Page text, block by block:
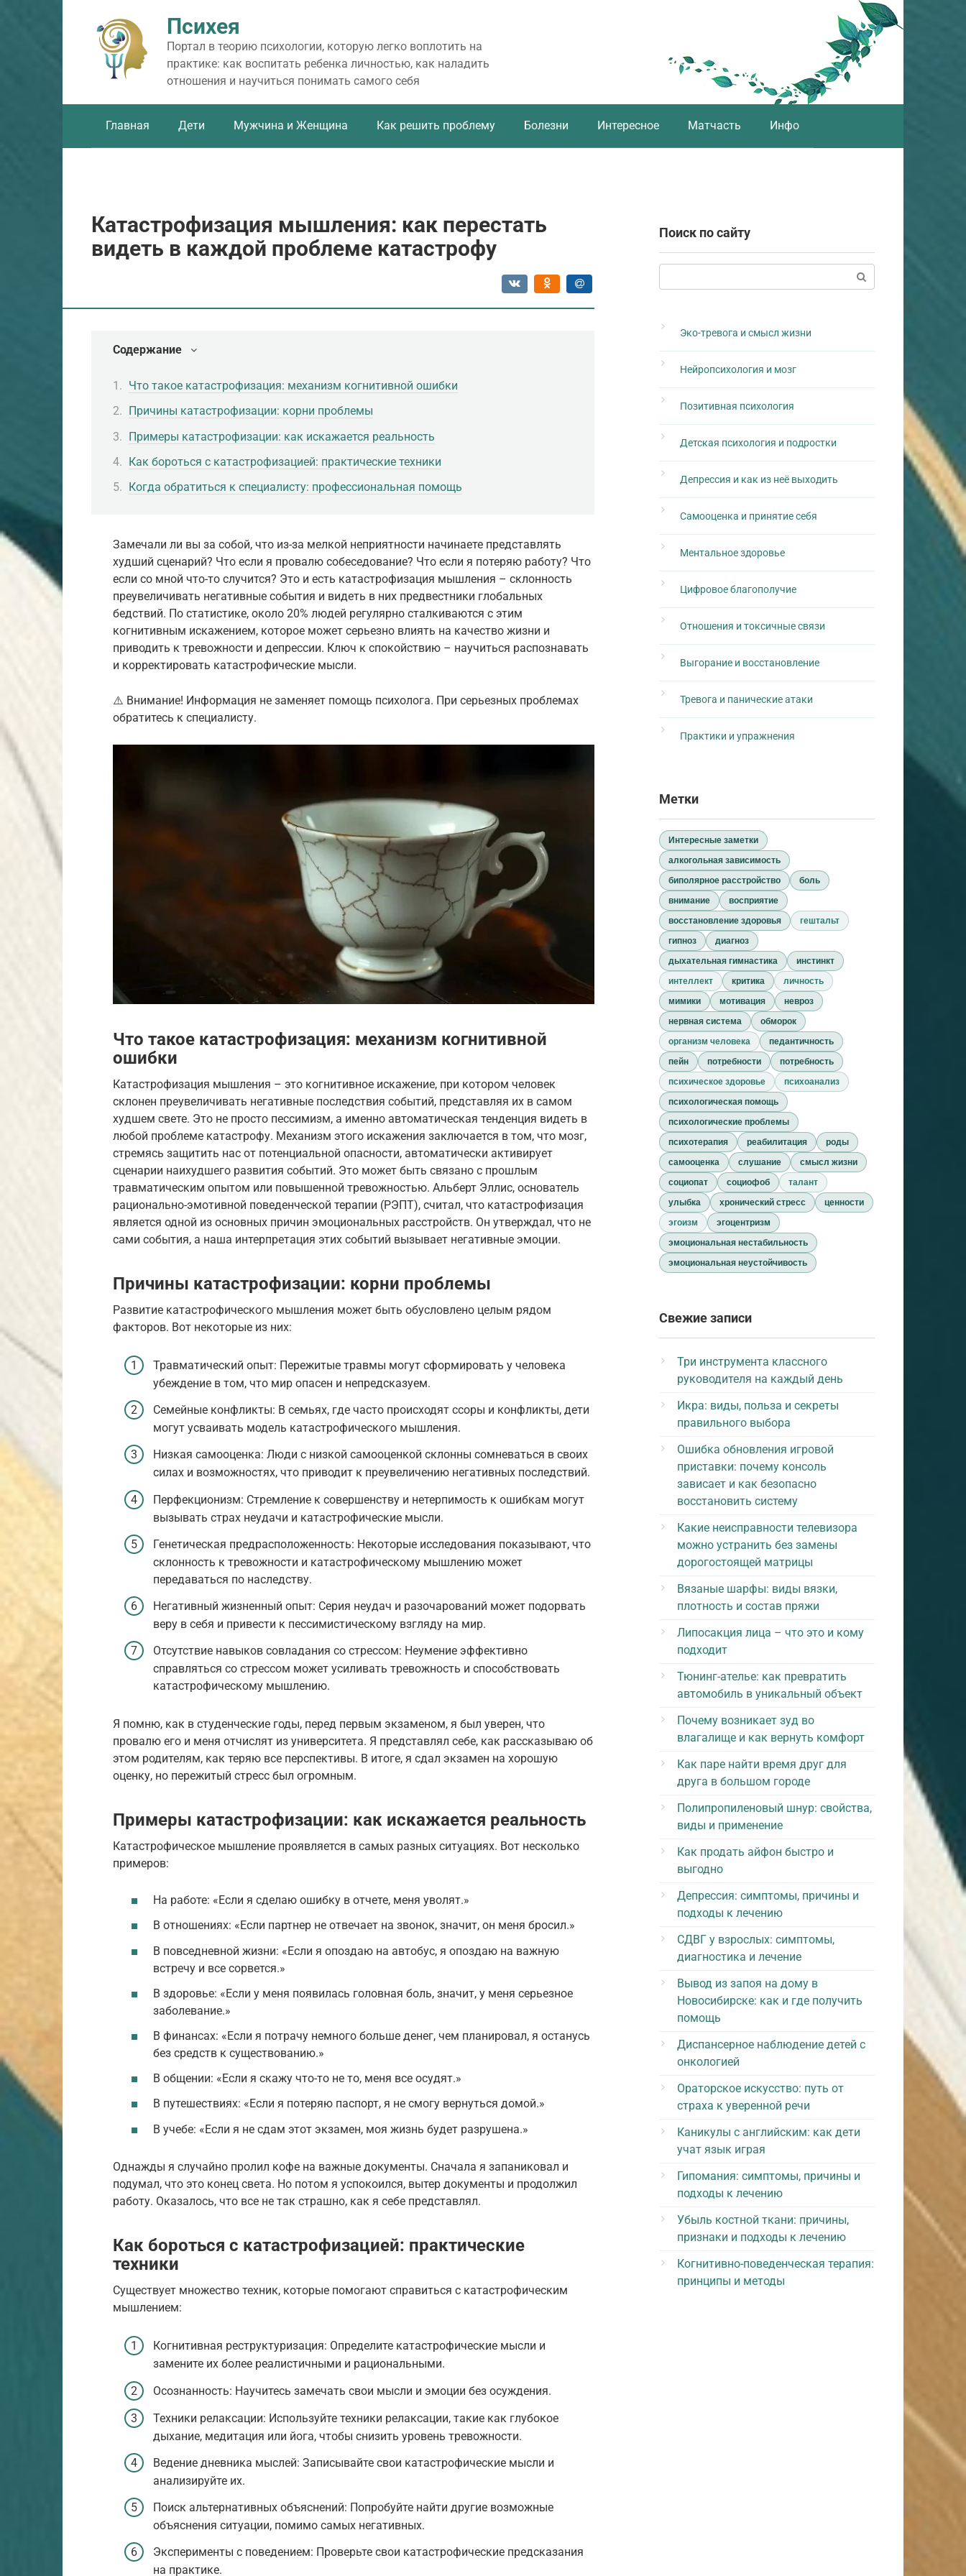
Психея
Портал в теорию психологии, которую легко воплотить на
практике: как воспитать ребенка личностью, как наладить
отношения и научиться понимать самого себя
Главная Дети Мужчина и Женщина Как решить проблему Болезни Интересное Матчасть Инфо
Катастрофизация мышления: как перестать
видеть в каждой проблеме катастрофу
Содержание
Что такое катастрофизация: механизм когнитивной ошибки
Причины катастрофизации: корни проблемы
Примеры катастрофизации: как искажается реальность
Как бороться с катастрофизацией: практические техники
Когда обратиться к специалисту: профессиональная помощь
Замечали ли вы за собой, что из-за мелкой неприятности начинаете представлять
худший сценарий? Что если я провалю собеседование? Что если я потеряю работу? Что
если со мной что-то случится? Это и есть катастрофизация мышления – склонность
преувеличивать негативные события и видеть в них предвестники глобальных
бедствий. По статистике, около 20% людей регулярно сталкиваются с этим
когнитивным искажением, которое может серьезно влиять на качество жизни и
приводить к тревожности и депрессии. Ключ к спокойствию – научиться распознавать
и корректировать катастрофические мысли.
⚠️ Внимание! Информация не заменяет помощь психолога. При серьезных проблемах
обратитесь к специалисту.
Что такое катастрофизация: механизм когнитивной
ошибки
Катастрофизация мышления – это когнитивное искажение, при котором человек
склонен преувеличивать негативные последствия событий, представляя их в самом
худшем свете. Это не просто пессимизм, а именно автоматическая тенденция видеть в
любой проблеме катастрофу. Механизм этого искажения заключается в том, что мозг,
стремясь защитить нас от потенциальной опасности, автоматически активирует
сценарии наихудшего развития событий. Это может быть связано с прошлым
травматическим опытом или повышенной тревожностью. Альберт Эллис, основатель
рационально-эмотивной поведенческой терапии (РЭПТ), считал, что катастрофизация
является одной из основных причин эмоциональных расстройств. Он утверждал, что не
сами события, а наша интерпретация этих событий вызывает негативные эмоции.
Причины катастрофизации: корни проблемы
Развитие катастрофического мышления может быть обусловлено целым рядом
факторов. Вот некоторые из них:
Травматический опыт: Пережитые травмы могут сформировать у человека
убеждение в том, что мир опасен и непредсказуем.
Семейные конфликты: В семьях, где часто происходят ссоры и конфликты, дети
могут усваивать модель катастрофического мышления.
Низкая самооценка: Люди с низкой самооценкой склонны сомневаться в своих
силах и возможностях, что приводит к преувеличению негативных последствий.
Перфекционизм: Стремление к совершенству и нетерпимость к ошибкам могут
вызывать страх неудачи и катастрофические мысли.
Генетическая предрасположенность: Некоторые исследования показывают, что
склонность к тревожности и катастрофическому мышлению может
передаваться по наследству.
Негативный жизненный опыт: Серия неудач и разочарований может подорвать
веру в себя и привести к пессимистическому взгляду на мир.
Отсутствие навыков совладания со стрессом: Неумение эффективно
справляться со стрессом может усиливать тревожность и способствовать
катастрофическому мышлению.
Я помню, как в студенческие годы, перед первым экзаменом, я был уверен, что
провалю его и меня отчислят из университета. Я представлял себе, как рассказываю об
этом родителям, как теряю все перспективы. В итоге, я сдал экзамен на хорошую
оценку, но пережитый стресс был огромным.
Примеры катастрофизации: как искажается реальность
Катастрофическое мышление проявляется в самых разных ситуациях. Вот несколько
примеров:
На работе: «Если я сделаю ошибку в отчете, меня уволят.»
В отношениях: «Если партнер не отвечает на звонок, значит, он меня бросил.»
В повседневной жизни: «Если я опоздаю на автобус, я опоздаю на важную
встречу и все сорвется.»
В здоровье: «Если у меня появилась головная боль, значит, у меня серьезное
заболевание.»
В финансах: «Если я потрачу немного больше денег, чем планировал, я останусь
без средств к существованию.»
В общении: «Если я скажу что-то не то, меня все осудят.»
В путешествиях: «Если я потеряю паспорт, я не смогу вернуться домой.»
В учебе: «Если я не сдам этот экзамен, моя жизнь будет разрушена.»
Однажды я случайно пролил кофе на важные документы. Сначала я запаниковал и
подумал, что это конец света. Но потом я успокоился, вытер документы и продолжил
работу. Оказалось, что все не так страшно, как я себе представлял.
Как бороться с катастрофизацией: практические
техники
Существует множество техник, которые помогают справиться с катастрофическим
мышлением:
Когнитивная реструктуризация: Определите катастрофические мысли и
замените их более реалистичными и рациональными.
Осознанность: Научитесь замечать свои мысли и эмоции без осуждения.
Техники релаксации: Используйте техники релаксации, такие как глубокое
дыхание, медитация или йога, чтобы снизить уровень тревожности.
Ведение дневника мыслей: Записывайте свои катастрофические мысли и
анализируйте их.
Поиск альтернативных объяснений: Попробуйте найти другие возможные
объяснения ситуации, помимо самых негативных.
Эксперименты с поведением: Проверьте свои катастрофические предсказания
на практике.
Поиск по сайту
Эко-тревога и смысл жизни
Нейропсихология и мозг
Позитивная психология
Детская психология и подростки
Депрессия и как из неё выходить
Самооценка и принятие себя
Ментальное здоровье
Цифровое благополучие
Отношения и токсичные связи
Выгорание и восстановление
Тревога и панические атаки
Практики и упражнения
Метки
Интересные заметки
алкогольная зависимость
биполярное расстройство
боль
внимание
восприятие
восстановление здоровья
гештальт
гипноз
диагноз
дыхательная гимнастика
инстинкт
интеллект
критика
личность
мимики
мотивация
невроз
нервная система
обморок
организм человека
педантичность
пейн
потребности
потребность
психическое здоровье
психоанализ
психологическая помощь
психологические проблемы
психотерапия
реабилитация
роды
самооценка
слушание
смысл жизни
социопат
социофоб
талант
улыбка
хронический стресс
ценности
эгоизм
эгоцентризм
эмоциональная нестабильность
эмоциональная неустойчивость
Свежие записи
Три инструмента классного
руководителя на каждый день
Икра: виды, польза и секреты
правильного выбора
Ошибка обновления игровой
приставки: почему консоль
зависает и как безопасно
восстановить систему
Какие неисправности телевизора
можно устранить без замены
дорогостоящей матрицы
Вязаные шарфы: виды вязки,
плотность и состав пряжи
Липосакция лица – что это и кому
подходит
Тюнинг-ателье: как превратить
автомобиль в уникальный объект
Почему возникает зуд во
влагалище и как вернуть комфорт
Как паре найти время друг для
друга в большом городе
Полипропиленовый шнур: свойства,
виды и применение
Как продать айфон быстро и
выгодно
Депрессия: симптомы, причины и
подходы к лечению
СДВГ у взрослых: симптомы,
диагностика и лечение
Вывод из запоя на дому в
Новосибирске: как и где получить
помощь
Диспансерное наблюдение детей с
онкологией
Ораторское искусство: путь от
страха к уверенной речи
Каникулы с английским: как дети
учат язык играя
Гипомания: симптомы, причины и
подходы к лечению
Убыль костной ткани: причины,
признаки и подходы к лечению
Когнитивно-поведенческая терапия:
принципы и методы